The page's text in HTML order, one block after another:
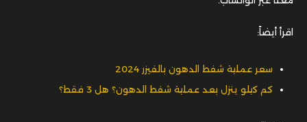
اقرأ أيضاً:
سعر عملية شفط الدهون بالفيزر 2024
كم كيلو ينزل بعد عملية شفط الدهون؟ هل 3 فقط؟